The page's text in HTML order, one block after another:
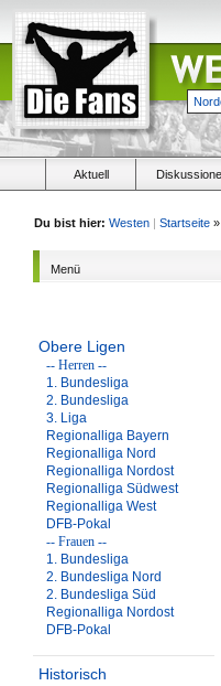
Aktuell
Du bist hier: Westen | Startseite
Menü
Obere Ligen
-- Herren --
1. Bundesliga
2. Bundesliga
3. Liga
Regionalliga Bayern
Regionalliga Nord
Regionalliga Nordost
Regionalliga Südwest
Regionalliga West
DFB-Pokal
-- Frauen --
1. Bundesliga
2. Bundesliga Nord
2. Bundesliga Süd
Regionalliga Nordost
DFB-Pokal
Historisch